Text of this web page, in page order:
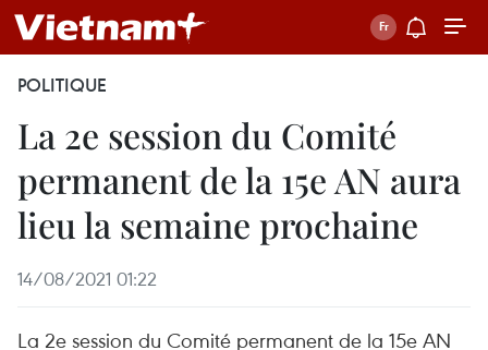
POLITIQUE
La 2e session du Comité
permanent de la 15e AN aura
lieu la semaine prochaine
14/08/2021 01:22
La 2e session du Comité permanent de la 15e AN